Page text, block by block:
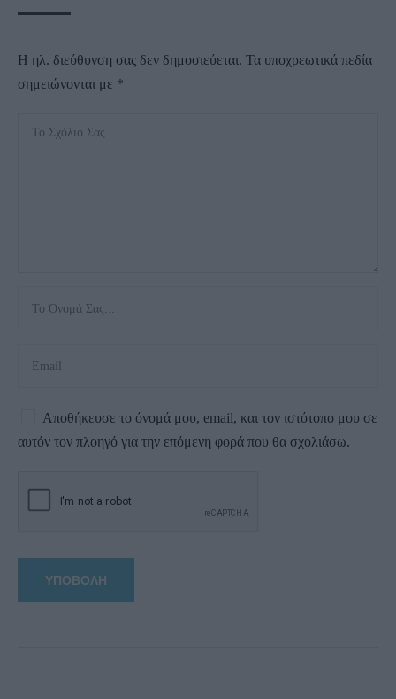
Η ηλ. διεύθυνση σας δεν δημοσιεύεται. Τα υποχρεωτικά πεδία
σημειώνονται με *
Αποθήκευσε το όνομά μου, email, και τον ιστότοπο μου σε
αυτόν τον πλοηγό για την επόμενη φορά που θα σχολιάσω.